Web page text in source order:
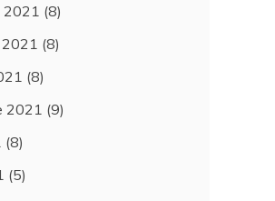
2021 (8)
2021 (8)
(8)
2021 (9)
(8)
(5)